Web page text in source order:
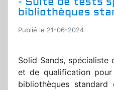
bibliothèques
Publié le 21-06-2024
Solid Sands,
et de qualification
bibliothèques